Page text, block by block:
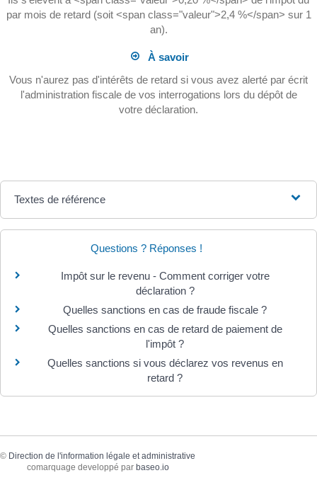
par mois de retard (soit <span class="valeur">2,4 %</span> sur 1
an).
À savoir
Vous n'aurez pas d'intérêts de retard si vous avez alerté par écrit
l'administration fiscale de vos interrogations lors du dépôt de
votre déclaration.
Textes de référence
Questions ? Réponses !
Impôt sur le revenu - Comment corriger votre
déclaration ?
Quelles sanctions en cas de fraude fiscale ?
Quelles sanctions en cas de retard de paiement de
l'impôt ?
Quelles sanctions si vous déclarez vos revenus en
retard ?
© Direction de l'information légale et administrative
comarquage developpé par baseo.io